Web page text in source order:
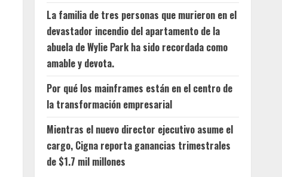
La familia de tres personas que murieron en el
devastador incendio del apartamento de la
abuela de Wylie Park ha sido recordada como
amable y devota.
Por qué los mainframes están en el centro de
la transformación empresarial
Mientras el nuevo director ejecutivo asume el
cargo, Cigna reporta ganancias trimestrales
de $1.7 mil millones